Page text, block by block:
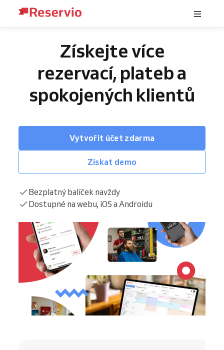
Získejte více
rezervací, plateb a
spokojených klientů
Vytvořit účet zdarma
Získat demo
Bezplatný balíček navždy
Dostupné na webu, iOS a Androidu